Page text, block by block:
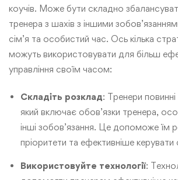
коучів. Може бути складно
тренера з шахів з іншими
сім’я та особистий час. Ось кілька
можуть використовувати для більш
управління своїм часом:
Складіть розклад: Тренери
який включає обов’язки тренера,
інші зобов’язання. Це допоможе їм
пріоритети та ефективніше
Використовуйте технології: